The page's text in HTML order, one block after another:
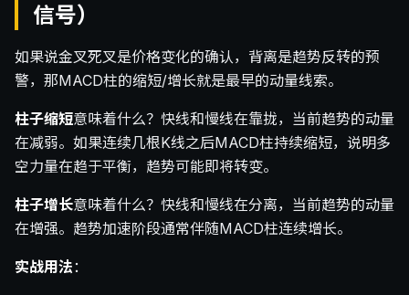
信号）
如果说金叉死叉是价格变化的确认，背离是趋势反转的预
警，那MACD柱的缩短/增长就是最早的动量线索。
柱子缩短意味着什么？快线和慢线在靠拢，当前趋势的动量
在减弱。如果连续几根K线之后MACD柱持续缩短，说明多
空力量在趋于平衡，趋势可能即将转变。
柱子增长意味着什么？快线和慢线在分离，当前趋势的动量
在增强。趋势加速阶段通常伴随MACD柱连续增长。
实战用法：